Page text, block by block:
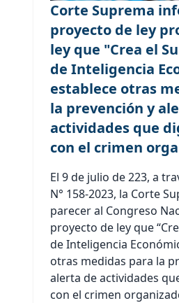
Corte Suprema
proyecto de ley
ley que "Crea el
de Inteligencia
establece otras
la prevención y
actividades que
con el crimen
El 9 de julio de 223, a
N° 158-2023, la Corte
parecer al Congreso
proyecto de ley que
de Inteligencia
otras medidas para la
alerta de actividades
con el crimen